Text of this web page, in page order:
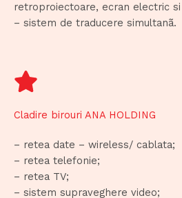
retroproiectoare, ecran electric
– sistem de traducere simultanã.
Cladire birouri ANA HOLDING
– retea date – wireless/ cablata;
– retea telefonie;
– retea TV;
– sistem supraveghere video;